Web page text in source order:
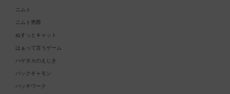
ニムト
ニムト男爵
ぬすっとキャット
はぁって言うゲーム
ハゲタカのえじき
バックギャモン
パッチワーク